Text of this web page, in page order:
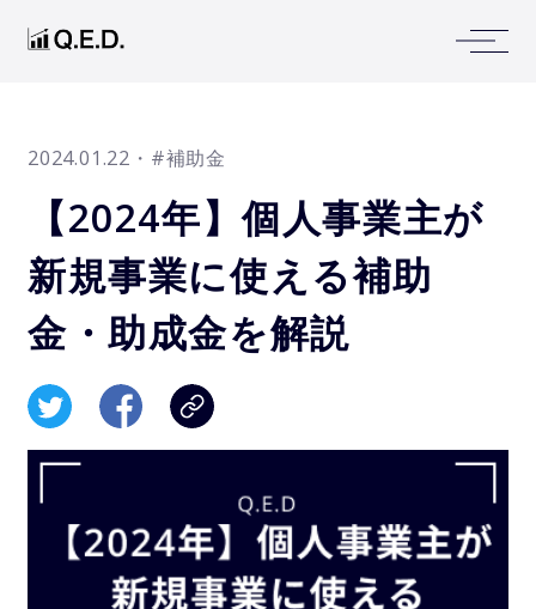
2024.01.22 ・#補助金
【2024年】個人事業主が
新規事業に使える補助
金・助成金を解説